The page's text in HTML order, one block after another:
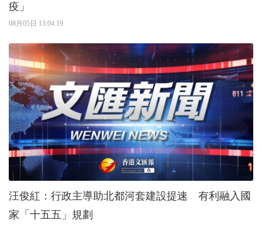
疫」
08月05日 13:04:19
汪俊紅：行政主導助北都河套建設提速 有利融入國
家「十五五」規劃